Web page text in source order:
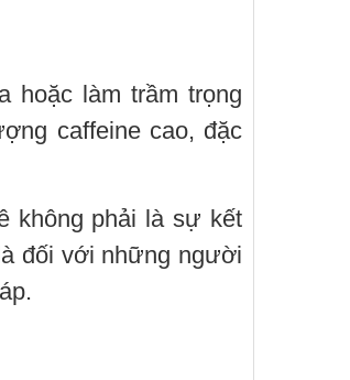
hoặc làm trầm trọng
caffeine cao, đặc
không phải là sự kết
đối với những người